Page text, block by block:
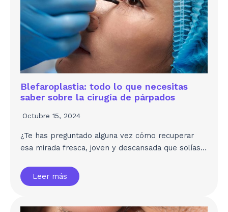
Blefaroplastia: todo lo que necesitas
saber sobre la cirugía de párpados
Octubre 15, 2024
¿Te has preguntado alguna vez cómo recuperar
esa mirada fresca, joven y descansada que solías…
Leer más